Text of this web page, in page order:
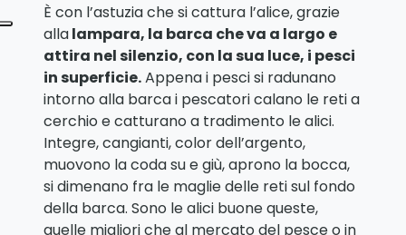
È con l’astuzia che si cattura l’alice, grazie
allalampara, la barca che va a largo e
attira nel silenzio, con la sua luce, i pesci
in superficie.Appena i pesci si radunano
intorno alla barca i pescatori calano le reti a
cerchio e catturano a tradimento le alici.
Integre, cangianti, color dell’argento,
muovono la coda su e giù, aprono la bocca,
si dimenano fra le maglie delle reti sul fondo
della barca. Sono le alici buone queste,
quelle migliori che al mercato del pesce o in